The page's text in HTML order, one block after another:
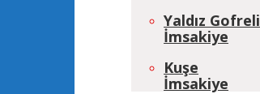
Yaldız Gofreli
İmsakiye
Kuşe
İmsakiye